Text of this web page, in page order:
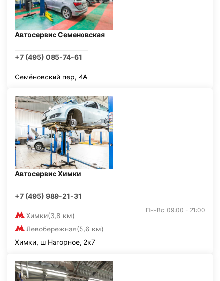
Автосервис Семеновская
+7 (495) 085-74-61
Семёновский пер, 4А
Автосервис Химки
+7 (495) 989-21-31
Химки(3,8 км)
Левобережная(5,6 км)
Пн-Вс: 09:00 - 21:00
Химки, ш Нагорное, 2к7